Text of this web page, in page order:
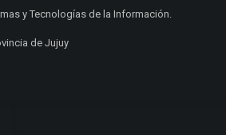
y Tecnologías de la Información.
de Jujuy